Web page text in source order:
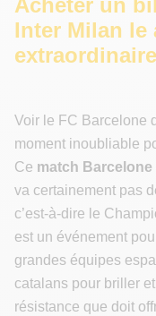
Acheter un
Inter Milan le
Voir le FC Barcelone
moment inoubliable
Ce match Barcelone
va certainement pas
c’est-à-dire le
est un événement
grandes équipes
catalans pour briller
résistance que doit